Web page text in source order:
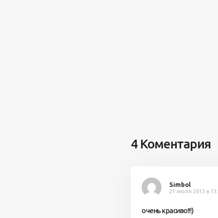
4 Коментария
Simbol
21 июля 2013 в
очень красиво!!!)